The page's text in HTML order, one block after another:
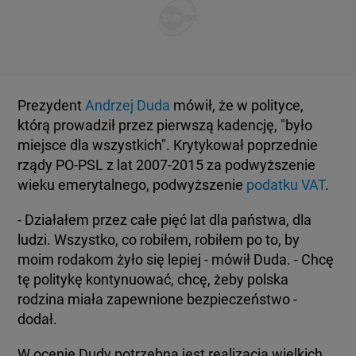
PrezydentAndrzej Duda mówił, że w polityce,
którą prowadził przez pierwszą kadencję, "było
miejsce dla wszystkich". Krytykował poprzednie
rządy PO-PSL z lat 2007-2015 za podwyższenie
wieku emerytalnego, podwyższenie podatku VAT.
- Działałem przez całe pięć lat dla państwa, dla
ludzi. Wszystko, co robiłem, robiłem po to, by
moim rodakom żyło się lepiej - mówił Duda. - Chcę
tę politykę kontynuować, chcę, żeby polska
rodzina miała zapewnione bezpieczeństwo -
dodał.
LUBUSKIE
OLSZTYN
OPOLE
RZESZÓW
ATAK ROSJI NA UKRAINĘ
SZKŁO KONTAKTOWE
CIEKAWOSTKI
PROGRAMY
RAPORTY